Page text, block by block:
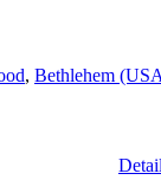
, Bethlehem